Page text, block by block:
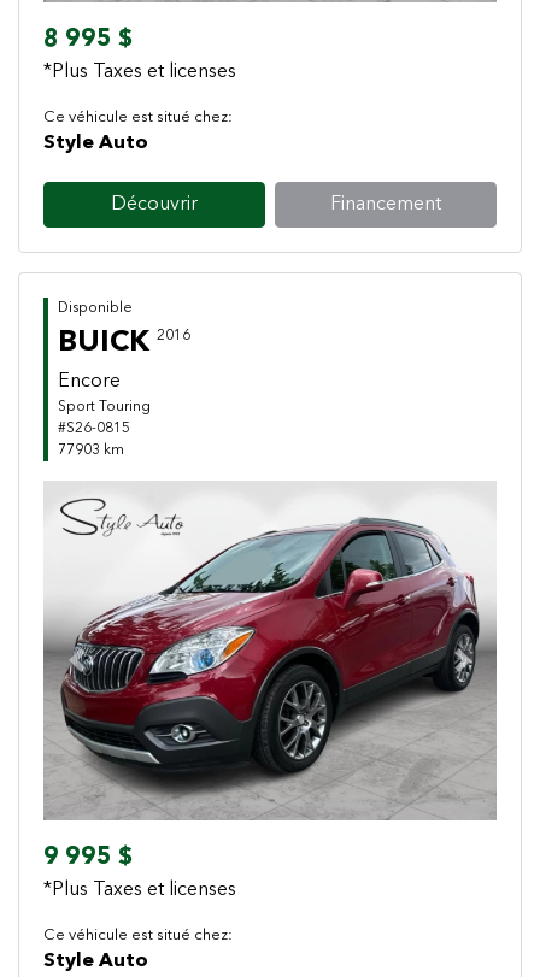
8 995 $
*Plus Taxes et licenses
Ce véhicule est situé chez:
Style Auto
Découvrir Financement
Disponible
BUICK 2016
Encore
Sport Touring
#S26-0815
77903 km
Previous Next
9 995 $
*Plus Taxes et licenses
Ce véhicule est situé chez:
Style Auto